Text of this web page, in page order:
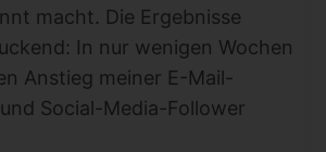
macht. Die Ergebnisse
In nur wenigen Wochen
Anstieg meiner E-Mail-
Social-Media-Follower